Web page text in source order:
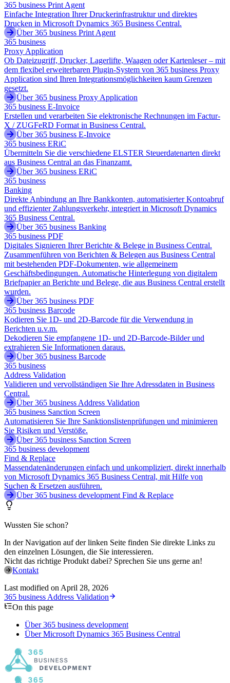
365 business Print Agent
Einfache Integration Ihrer Druckerinfrastruktur und direktes
Drucken in Microsoft Dynamics 365 Business Central.
Über 365 business Print Agent
365 business
Proxy Application
Ob Dateizugriff, Drucker, Lagerlifte, Waagen oder Kartenleser – mit
dem flexibel erweiterbaren Plugin-System von 365 business Proxy
Application sind Ihren Integrationsmöglichkeiten kaum Grenzen
gesetzt.
Über 365 business Proxy Application
365 business E-Invoice
Erstellen und verarbeiten Sie elektronische Rechnungen im Factur-
X / ZUGFeRD Format in Business Central.
Über 365 business E-Invoice
365 business ERiC
Übermitteln Sie die verschiedene ELSTER Steuerdatenarten direkt
aus Business Central an das Finanzamt.
Über 365 business ERiC
365 business
Banking
Direkte Anbindung an Ihre Bankkonten, automatisierter Kontoabruf
und effizienter Zahlungsverkehr, integriert in Microsoft Dynamics
365 Business Central.
Über 365 business Banking
365 business PDF
Digitales Signieren Ihrer Berichte & Belege in Business Central.
Zusammenführen von Berichten & Belegen aus Business Central
mit bestehenden PDF-Dokumenten, wie allgemeinem
Geschäftsbedingungen. Automatische Hinterlegung von digitalem
Briefpapier an Berichte und Belege, die aus Business Central erstellt
wurden.
Über 365 business PDF
365 business Barcode
Kodieren Sie 1D- und 2D-Barcode für die Verwendung in
Berichten u.v.m.
Dekodieren Sie empfangene 1D- und 2D-Barcode-Bilder und
extrahieren Sie Informationen daraus.
Über 365 business Barcode
365 business
Address Validation
Validieren und vervollständigen Sie Ihre Adressdaten in Business
Central.
Über 365 business Address Validation
365 business Sanction Screen
Automatisieren Sie Ihre Sanktionslistenprüfungen und minimieren
Sie Risiken und Verstöße.
Über 365 business Sanction Screen
365 business development
Find & Replace
Massendatenänderungen einfach und unkompliziert, direkt innerhalb
von Microsoft Dynamics 365 Business Central, mit Hilfe von
Suchen & Ersetzen ausführen.
Über 365 business development Find & Replace
Wussten Sie schon?
In der Navigation auf der linken Seite finden Sie direkte Links zu
den einzelnen Lösungen, die Sie interessieren.
Nicht das richtige Produkt dabei? Sprechen Sie uns gerne an!
Kontakt
Last modified on April 28, 2026
365 business Address Validation
On this page
Über 365 business development
Über Microsoft Dynamics 365 Business Central